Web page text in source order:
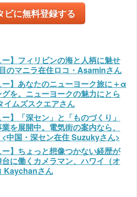
ビに無料登録する
ー】フィリピンの海と人柄に魅せ
のマニラ在住ロコ・Asaminさん
ー】あなたのニューヨーク旅に＋α
を。ニューヨークの魅力にとら
イムズスクエアさん
ー】「深セン」と「ものづくり」
を展開中。電気街の案内なら、
中国・深セン在住 Suzukyさん>
ー】ちょっと想像つかない経歴が
に働くカメラマン、ハワイ（オ
Kaychanさん